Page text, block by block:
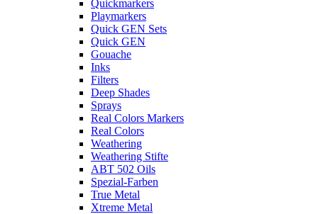
Quickmarkers
Playmarkers
Quick GEN Sets
Quick GEN
Gouache
Inks
Filters
Deep Shades
Sprays
Real Colors Markers
Real Colors
Weathering
Weathering Stifte
ABT 502 Oils
Spezial-Farben
True Metal
Xtreme Metal